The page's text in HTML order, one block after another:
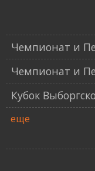
Чемпионат и
Чемпионат и
Кубок
еще